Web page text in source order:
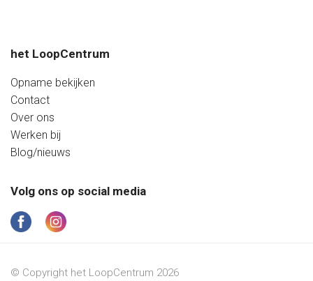
het LoopCentrum
Opname bekijken
Contact
Over ons
Werken bij
Blog/nieuws
Volg ons op social media
© Copyright het LoopCentrum 2026